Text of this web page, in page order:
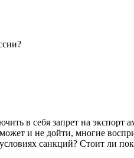
в себя запрет на экспорт
и не дойти, многие
санкций? Стоит ли